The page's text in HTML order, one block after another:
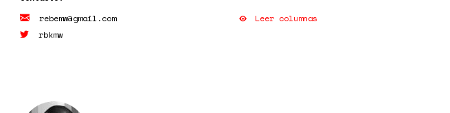
rebemw@gmail.com
rbkmw
Leer columnas